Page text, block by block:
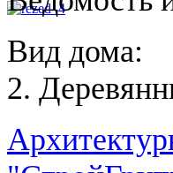
Вид дома:
2.